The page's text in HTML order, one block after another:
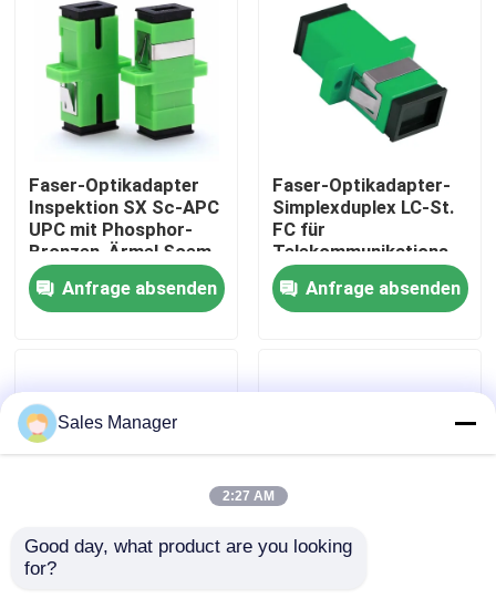
Produkte
Videos
VR Show
Über uns
Fabrik Tour
Qualitätskontrolle
Referenzen
Faser-Optikadapter
Inspektion SX Sc-APC
UPC mit Phosphor-
Bronzen-Ärmel Soem
Anfrage absenden
Faser-Optikadapter-
Simplexduplex LC-St.
FC für
Telekommunikations-
Kommunikation
Anfrage absenden
Faser-Optikadapter
Sales Manager
2:27 AM
Good day, what product are you looking
for?